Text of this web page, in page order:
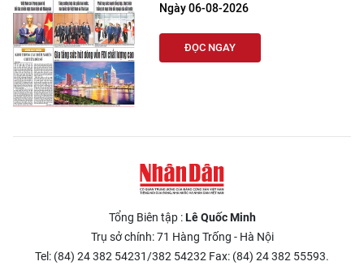
Ngày 06-08-2026
ĐỌC NGAY
Tổng Biên tập :Lê Quốc Minh
Trụ sở chính: 71 Hàng Trống - Hà Nội
Tel: (84) 24 382 54231/382 54232 Fax: (84) 24 382 55593.